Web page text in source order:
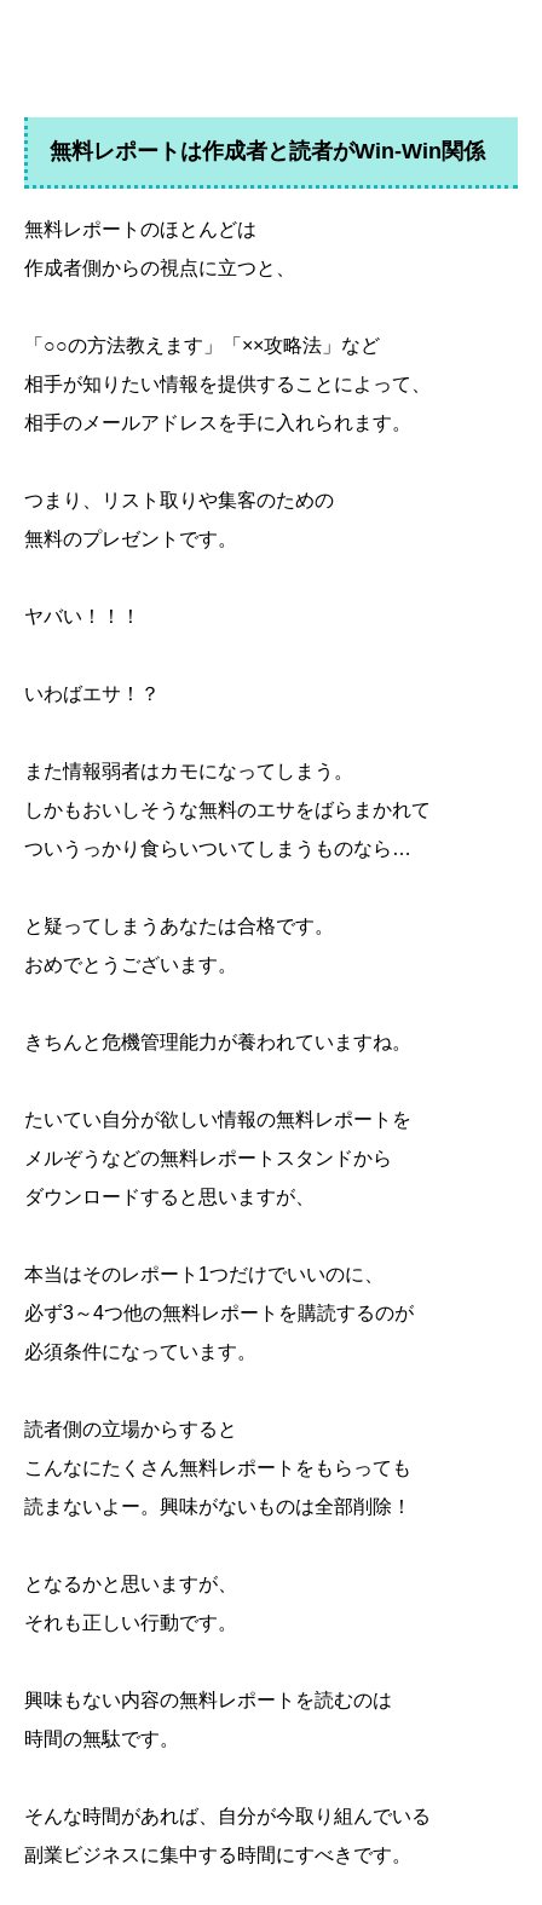
無料レポートは作成者と読者がWin-Win関係
無料レポートのほとんどは
作成者側からの視点に立つと、
「○○の方法教えます」「××攻略法」など
相手が知りたい情報を提供することによって、
相手のメールアドレスを手に入れられます。
つまり、リスト取りや集客のための
無料のプレゼントです。
ヤバい！！！
いわばエサ！？
また情報弱者はカモになってしまう。
しかもおいしそうな無料のエサをばらまかれて
ついうっかり食らいついてしまうものなら…
と疑ってしまうあなたは合格です。
おめでとうございます。
きちんと危機管理能力が養われていますね。
たいてい自分が欲しい情報の無料レポートを
メルぞうなどの無料レポートスタンドから
ダウンロードすると思いますが、
本当はそのレポート1つだけでいいのに、
必ず3～4つ他の無料レポートを購読するのが
必須条件になっています。
読者側の立場からすると
こんなにたくさん無料レポートをもらっても
読まないよー。興味がないものは全部削除！
となるかと思いますが、
それも正しい行動です。
興味もない内容の無料レポートを読むのは
時間の無駄です。
そんな時間があれば、自分が今取り組んでいる
副業ビジネスに集中する時間にすべきです。